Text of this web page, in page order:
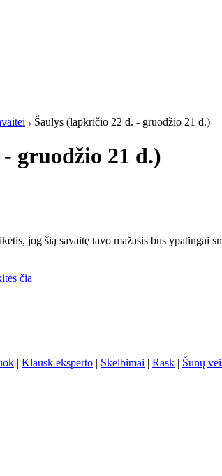
Šaulys (lapkričio 22 d. - gruodžio 21 d.)
gruodžio 21 d.)
jog šią savaitę tavo mažasis bus ypatingai
čia
| Klausk eksperto | Skelbimai | Rask | Šunų